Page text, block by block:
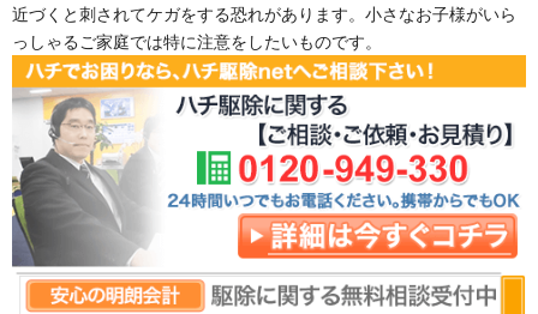
近づくと刺されてケガをする恐れがあります。小さなお子様がいら
っしゃるご家庭では特に注意をしたいものです。